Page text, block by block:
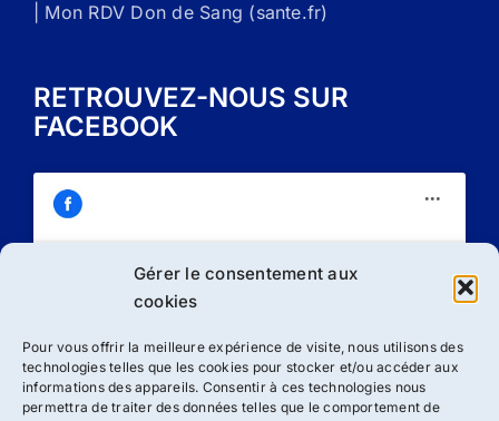
Gérer le consentement aux
cookies
Pour vous offrir la meilleure expérience de visite, nous utilisons des
technologies telles que les cookies pour stocker et/ou accéder aux
informations des appareils. Consentir à ces technologies nous
permettra de traiter des données telles que le comportement de
| Mon RDV Don de Sang (sante.fr)
RETROUVEZ-NOUS SUR
FACEBOOK
Cliquez sur « J’accepte » pour activer
J’accepte